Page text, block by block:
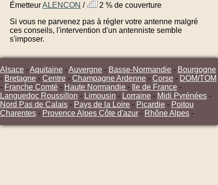
ÉmetteurALENCON /
2 % de couverture
Si vous ne parvenez pas à régler votre antenne malgré
ces conseils, l'intervention d'un antenniste semble
s'imposer.
Alsace -Aquitaine -Auvergne - Basse-Normandie - Bourgogne
- Bretagne - Centre - Champagne Ardenne - Corse - DOM/TOM
- Franche Comté - Haute Normandie - Ile de France -
Languedoc Roussillon - Limousin - Lorraine - Midi Pyrénées -
Nord Pas de Calais - Pays de la Loire - Picardie - Poitou
Charentes - Provence Alpes Côte d'azur - Rhône Alpes -